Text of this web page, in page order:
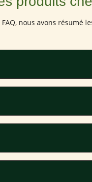
nous avons